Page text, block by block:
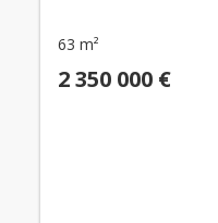
63 m²
2 350 000 €